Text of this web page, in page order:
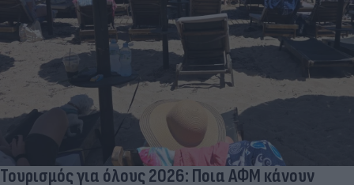
Τουρισμός για όλους 2026: Ποια ΑΦΜ κάνουν